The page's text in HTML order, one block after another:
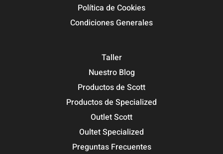
Política de Cookies
Condiciones Generales
Taller
Nuestro Blog
Productos de Scott
Productos de Specialized
Outlet Scott
Oultet Specialized
Preguntas Frecuentes